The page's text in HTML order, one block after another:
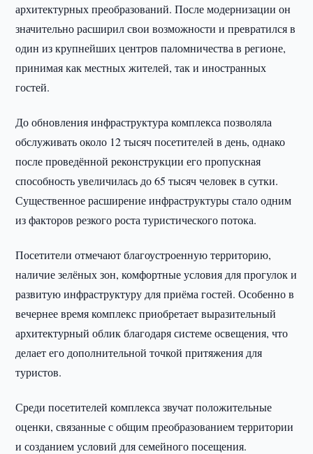
архитектурных преобразований. После модернизации он
значительно расширил свои возможности и превратился в
один из крупнейших центров паломничества в регионе,
принимая как местных жителей, так и иностранных
гостей.
До обновления инфраструктура комплекса позволяла
обслуживать около 12 тысяч посетителей в день, однако
после проведённой реконструкции его пропускная
способность увеличилась до 65 тысяч человек в сутки.
Существенное расширение инфраструктуры стало одним
из факторов резкого роста туристического потока.
Посетители отмечают благоустроенную территорию,
наличие зелёных зон, комфортные условия для прогулок и
развитую инфраструктуру для приёма гостей. Особенно в
вечернее время комплекс приобретает выразительный
архитектурный облик благодаря системе освещения, что
делает его дополнительной точкой притяжения для
туристов.
Среди посетителей комплекса звучат положительные
оценки, связанные с общим преобразованием территории
и созданием условий для семейного посещения.